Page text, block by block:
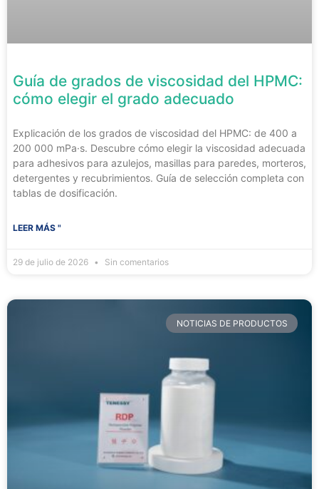
Guía de grados de viscosidad del HPMC:
cómo elegir el grado adecuado
Explicación de los grados de viscosidad del HPMC: de 400 a
200 000 mPa·s. Descubre cómo elegir la viscosidad adecuada
para adhesivos para azulejos, masillas para paredes, morteros,
detergentes y recubrimientos. Guía de selección completa con
tablas de dosificación.
LEER MÁS "
29 de julio de 2026 Sin comentarios
NOTICIAS DE PRODUCTOS